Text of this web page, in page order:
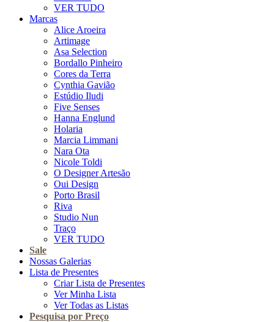
VER TUDO
Marcas
Alice Aroeira
Artimage
Asa Selection
Bordallo Pinheiro
Cores da Terra
Cynthia Gavião
Estúdio Iludi
Five Senses
Hanna Englund
Holaria
Marcia Limmani
Nara Ota
Nicole Toldi
O Designer Artesão
Oui Design
Porto Brasil
Riva
Studio Nun
Traço
VER TUDO
Sale
Nossas Galerias
Lista de Presentes
Criar Lista de Presentes
Ver Minha Lista
Ver Todas as Listas
Pesquisa por Preço